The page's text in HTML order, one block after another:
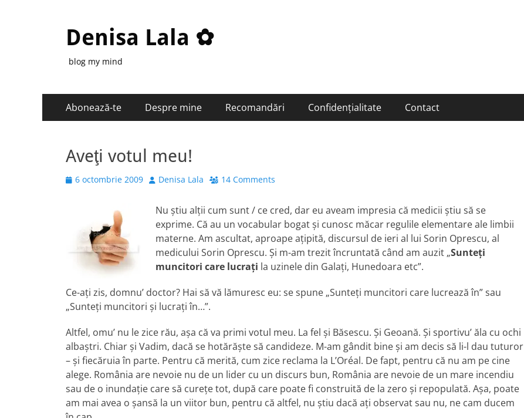
Denisa Lala ✿
blog my mind
Primary
Menu
Abonează-te Despre mine Recomandări Confidențialitate Contact
Aveţi votul meu!
Posted
6 octombrie 2009 Author
Denisa Lala 14 Comments
Nu ştiu alţii cum sunt / ce cred, dar eu aveam impresia că medicii ştiu să se
exprime. Că au un vocabular bogat şi cunosc măcar regulile elementare ale limbii
materne. Am ascultat, aproape aţipită, discursul de ieri al lui Sorin Oprescu, al
medicului Sorin Oprescu. Şi m-am trezit încruntată când am auzit „Sunteţi
muncitori care lucraţi la uzinele din Galaţi, Hunedoara etc”.
Ce-aţi zis, domnu’ doctor? Hai să vă lămuresc eu: se spune „Sunteţi muncitori care lucrează în” sau
„Sunteţi muncitori şi lucraţi în…”.
Altfel, omu’ nu le zice rău, aşa că va primi votul meu. La fel şi Băsescu. Şi Geoană. Şi sportivu’ ăla cu ochi
albaştri. Chiar şi Vadim, dacă se hotărăşte să candideze. M-am gândit bine şi am decis să li-l dau tuturor
– şi fiecăruia în parte. Pentru că merită, cum zice reclama la L’Oréal. De fapt, pentru că nu am pe cine
alege. România are nevoie nu de un lider cu un discurs bun, România are nevoie de un mare incendiu
sau de o inundaţie care să cureţe tot, după care poate fi construită de la zero şi repopulată. Aşa, poate
am mai avea o şansă la un viitor bun, pentru că altfel, nu ştiu dacă aţi observat sau nu, ne cam ducem